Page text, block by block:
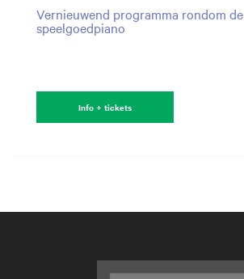
Vernieuwend programma rondom de
speelgoedpiano
Info + tickets